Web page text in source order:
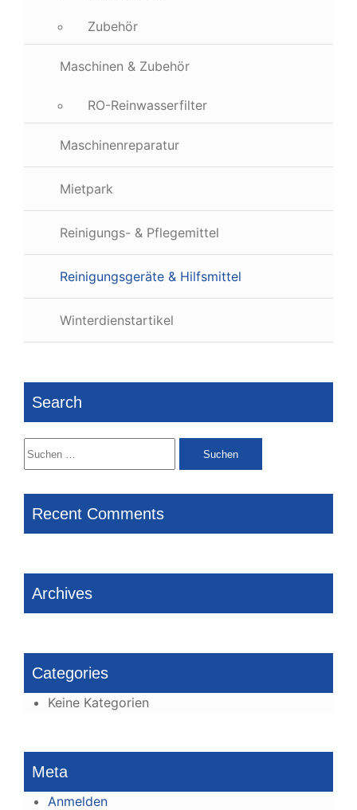
Zubehör
Maschinen & Zubehör
RO-Reinwasserfilter
Maschinenreparatur
Mietpark
Reinigungs- & Pflegemittel
Reinigungsgeräte & Hilfsmittel
Winterdienstartikel
Search
Suchen
nach:
Recent Comments
Archives
Categories
Keine Kategorien
Meta
Anmelden